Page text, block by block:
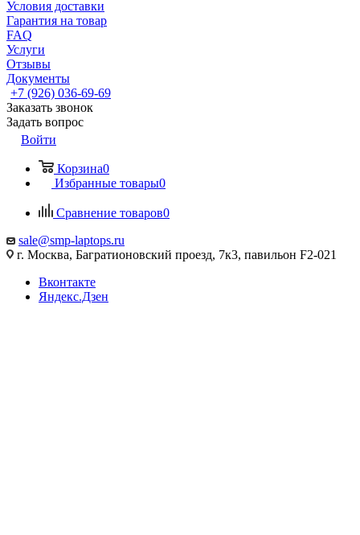
Условия доставки
Гарантия на товар
FAQ
Услуги
Отзывы
Документы
+7 (926) 036-69-69
Заказать звонок
Задать вопрос
Войти
Корзина0
Избранные товары0
Сравнение товаров0
sale@smp-laptops.ru
г. Москва, Багратионовский проезд, 7к3, павильон F2-021
Вконтакте
Яндекс.Дзен